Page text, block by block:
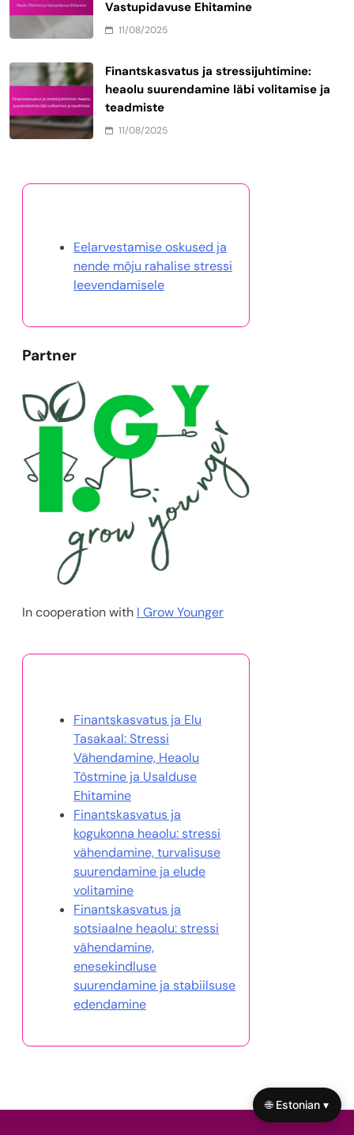
Vastupidavuse Ehitamine
11/08/2025
Finantskasvatus ja stressijuhtimine:
heaolu suurendamine läbi volitamise ja
teadmiste
11/08/2025
Eelarvestamise oskused ja
nende mõju rahalise stressi
leevendamisele
Partner
In cooperation with I Grow Younger
Finantskasvatus ja Elu
Tasakaal: Stressi
Vähendamine, Heaolu
Tõstmine ja Usalduse
Ehitamine
Finantskasvatus ja
kogukonna heaolu: stressi
vähendamine, turvalisuse
suurendamine ja elude
volitamine
Finantskasvatus ja
sotsiaalne heaolu: stressi
vähendamine,
enesekindluse
suurendamine ja stabiilsuse
edendamine
🌐 Estonian ▾